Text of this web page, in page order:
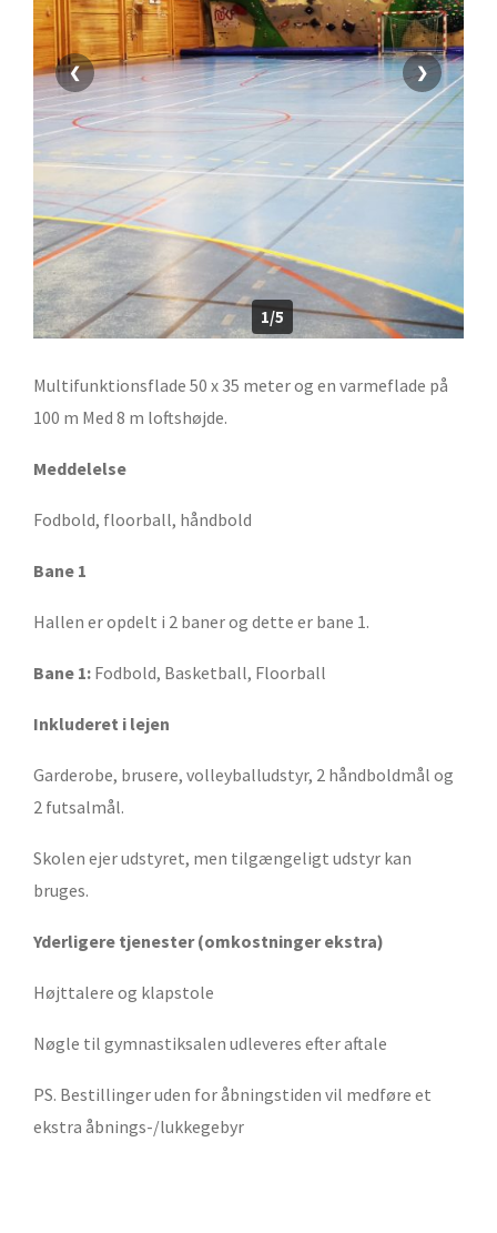
1/5
❮ ❯
Multifunktionsflade 50 x 35 meter og en varmeflade på
100 m Med 8 m loftshøjde.
Meddelelse
Fodbold, floorball, håndbold
Bane 1
Hallen er opdelt i 2 baner og dette er bane 1.
Bane 1: Fodbold, Basketball, Floorball
Inkluderet i lejen
Garderobe, brusere, volleyballudstyr, 2 håndboldmål og
2 futsalmål.
Skolen ejer udstyret, men tilgængeligt udstyr kan
bruges.
Yderligere tjenester (omkostninger ekstra)
Højttalere og klapstole
Nøgle til gymnastiksalen udleveres efter aftale
PS. Bestillinger uden for åbningstiden vil medføre et
ekstra åbnings-/lukkegebyr